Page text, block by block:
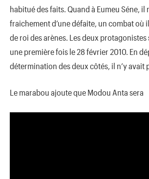
habitué des faits. Quand à Eumeu Séne, il
fraichement d’une défaite, un combat où
de roi des arènes. Les deux protagonistes
une première fois le 28 février 2010. En
détermination des deux côtés, il n’y avait
Le marabou ajoute que Modou Anta sera